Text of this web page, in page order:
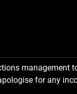
for any